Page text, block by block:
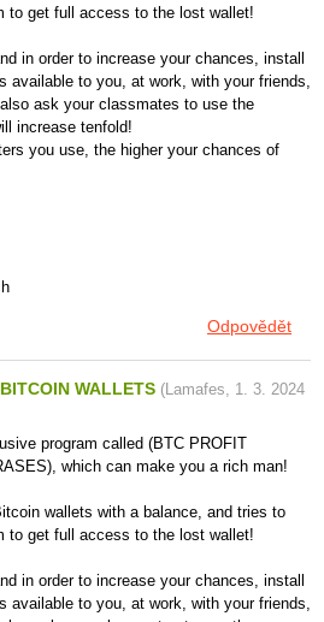
to get full access to the lost wallet!
in order to increase your chances, install
available to you, at work, with your friends,
ask your classmates to use the
increase tenfold!
you use, the higher your chances of
Odpovědět
WALLETS (Lamafes
1. 3. 2024
program called (BTC PROFIT
which can make you a rich man!
wallets with a balance, and tries to
to get full access to the lost wallet!
in order to increase your chances, install
available to you, at work, with your friends,